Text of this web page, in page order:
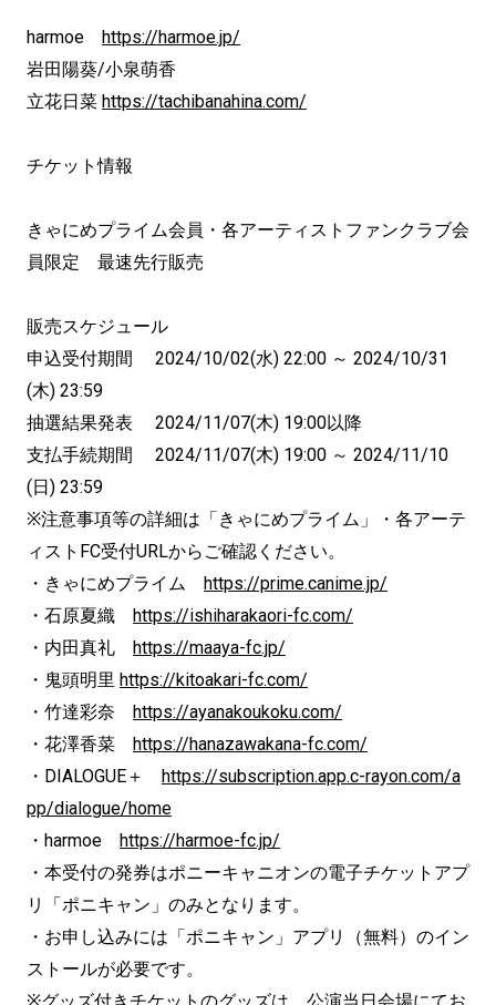
harmoe
https://harmoe.jp/
岩田陽葵/小泉萌香
立花日菜 https://tachibanahina.com/
チケット情報
きゃにめプライム会員・各アーティストファンクラブ会
員限定 最速先行販売
販売スケジュール
申込受付期間 2024/10/02(水) 22:00 ～ 2024/10/31
(木) 23:59
抽選結果発表 2024/11/07(木) 19:00以降
支払手続期間 2024/11/07(木) 19:00 ～ 2024/11/10
(日) 23:59
※注意事項等の詳細は「きゃにめプライム」・各アーテ
ィストFC受付URLからご確認ください。
・きゃにめプライム
https://prime.canime.jp/
・石原夏織
https://ishiharakaori-fc.com/
・内田真礼
https://maaya-fc.jp/
・鬼頭明里 https://kitoakari-fc.com/
・竹達彩奈
https://ayanakoukoku.com/
・花澤香菜
https://hanazawakana-fc.com/
・DIALOGUE＋
https://subscription.app.c-rayon.com/a
pp/dialogue/home
・harmoe
https://harmoe-fc.jp/
・本受付の発券はポニーキャニオンの電子チケットアプ
リ「ポニキャン」のみとなります。
・お申し込みには「ポニキャン」アプリ（無料）のイン
ストールが必要です。